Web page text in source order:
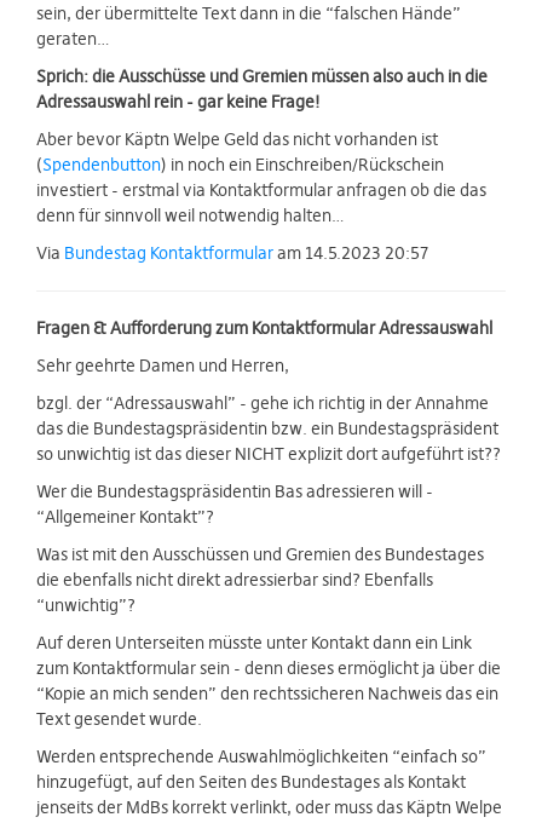
sein, der übermittelte Text dann in die “falschen Hände”
geraten…
Sprich: die Ausschüsse und Gremien müssen also auch in die
Adressauswahl rein - gar keine Frage!
Aber bevor Käptn Welpe Geld das nicht vorhanden ist
(Spendenbutton) in noch ein Einschreiben/Rückschein
investiert - erstmal via Kontaktformular anfragen ob die das
denn für sinnvoll weil notwendig halten…
Via Bundestag Kontaktformularam 14.5.2023 20:57
Fragen & Aufforderung zum Kontaktformular Adressauswahl
Sehr geehrte Damen und Herren,
bzgl. der “Adressauswahl” - gehe ich richtig in der Annahme
das die Bundestagspräsidentin bzw. ein Bundestagspräsident
so unwichtig ist das dieser NICHT explizit dort aufgeführt ist??
Wer die Bundestagspräsidentin Bas adressieren will -
“Allgemeiner Kontakt”?
Was ist mit den Ausschüssen und Gremien des Bundestages
die ebenfalls nicht direkt adressierbar sind? Ebenfalls
“unwichtig”?
Auf deren Unterseiten müsste unter Kontakt dann ein Link
zum Kontaktformular sein - denn dieses ermöglicht ja über die
“Kopie an mich senden” den rechtssicheren Nachweis das ein
Text gesendet wurde.
Werden entsprechende Auswahlmöglichkeiten “einfach so”
hinzugefügt, auf den Seiten des Bundestages als Kontakt
jenseits der MdBs korrekt verlinkt, oder muss das Käptn Welpe